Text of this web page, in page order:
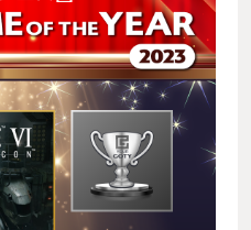
使い道に困るパーツもそこま
役に立たないというものが少
ありがたいものです。 序盤の
少ないところがありました
えに導きやすいというところ
3つ目は「個性の強いキャラ
ーナにいるキャラ全てがストー
いうのが従来作にないポイン
り添うウォルター、ヒーロー
ィ、ライバルとして心に残る
ブルートゥ。 本編だけでも濃